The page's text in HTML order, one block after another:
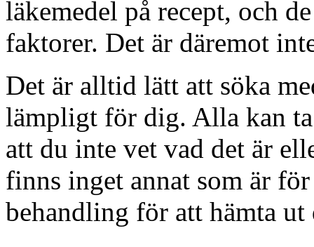
läkemedel på recept, och
faktorer. Det är däremot
Det är alltid lätt att söka
lämpligt för dig. Alla kan
att du inte vet vad det är
finns inget annat som är
behandling för att hämta